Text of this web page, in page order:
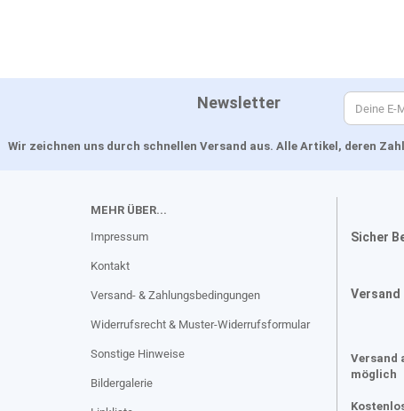
Newsletter
Wir zeichnen uns durch schnellen Versand aus. Alle Artikel, deren
MEHR ÜBER...
Impressum
Kontakt
Versand- & Zahlungsbedingungen
Widerrufsrecht & Muster-Widerrufsformular
Sonstige Hinweise
Bildergalerie
Sicher
Versand
Versand
möglich